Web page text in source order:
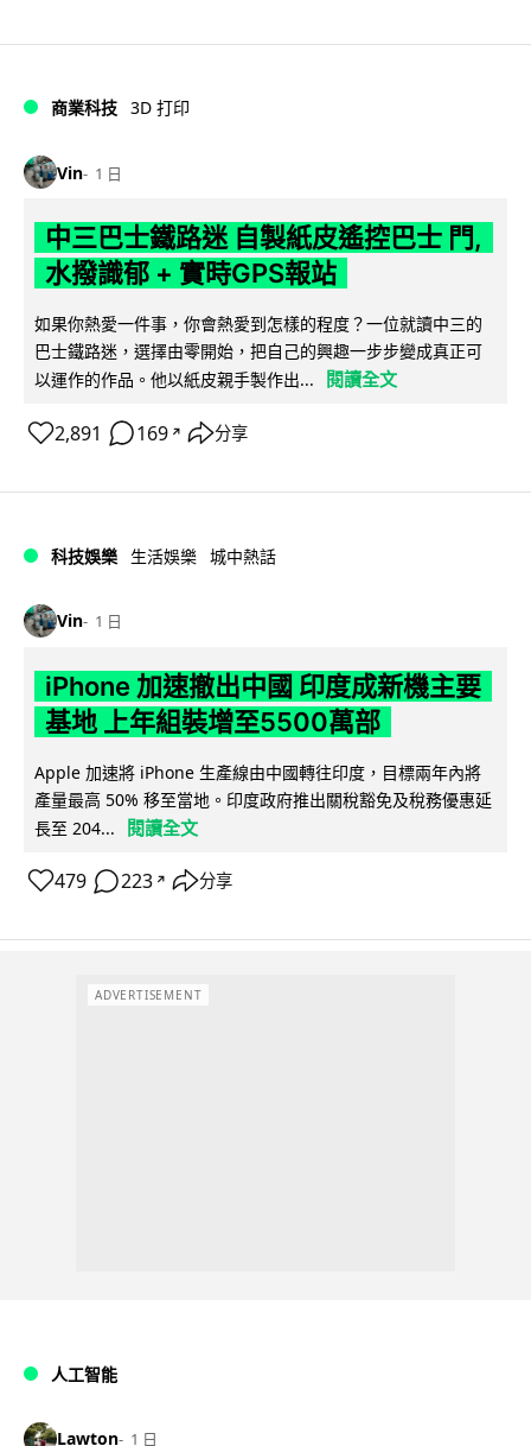
商業科技 3D 打印
Vin 1 日
中三巴士鐵路迷 自製紙皮遙控巴士 門,
水撥識郁 + 實時GPS報站
如果你熱愛一件事，你會熱愛到怎樣的程度？一位就讀中三的
巴士鐵路迷，選擇由零開始，把自己的興趣一步步變成真正可
以運作的作品。他以紙皮親手製作出...
閱讀全文
2,891 169 ↗ 分享
科技娛樂 生活娛樂 城中熱話
Vin 1 日
iPhone 加速撤出中國 印度成新機主要
基地 上年組裝增至5500萬部
Apple 加速將 iPhone 生產線由中國轉往印度，目標兩年內將
產量最高 50% 移至當地。印度政府推出關稅豁免及稅務優惠延
長至 204...
閱讀全文
479 223 ↗ 分享
ADVERTISEMENT
人工智能
Lawton 1 日